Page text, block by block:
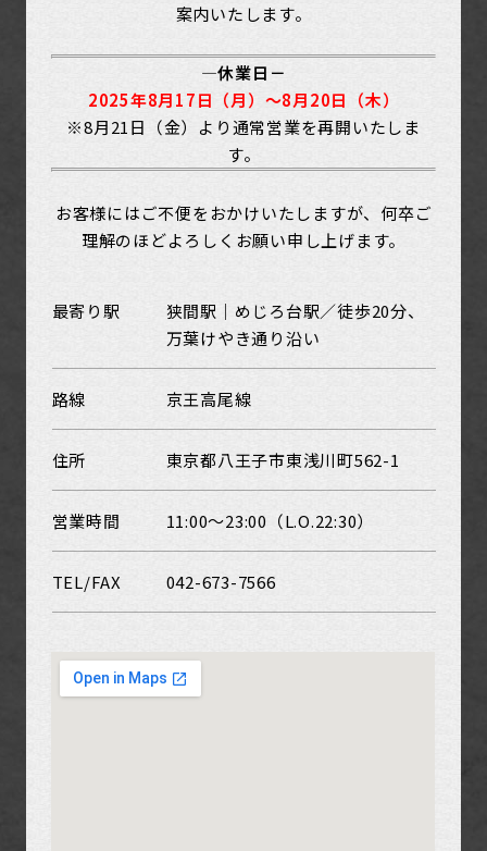
案内いたします。
―休業日－
2025年8月17日（月）〜8月20日（木）
※8月21日（金）より通常営業を再開いたしま
す。
お客様にはご不便をおかけいたしますが、何卒ご
理解のほどよろしくお願い申し上げます。
最寄り駅
狭間駅｜めじろ台駅／徒歩20分、
万葉けやき通り沿い
路線 京王高尾線
住所 東京都八王子市東浅川町562-1
営業時間 11:00～23:00（L.O.22:30）
TEL/FAX 042-673-7566